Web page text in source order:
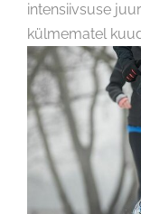
intensiivsuse
külmematel